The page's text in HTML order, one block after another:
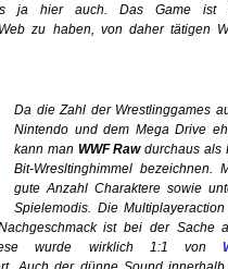
ja hier auch. Das Game ist
zu haben, von daher tätigen
Da die Zahl der Wrestlinggames
Nintendo und dem Mega Drive
kann man WWF Rawdurchaus als
Bit-Wresltinghimmel bezeichnen.
gute Anzahl Charaktere sowie
Spielemodis. Die
ist bei der Sache
wurde wirklich 1:1 von